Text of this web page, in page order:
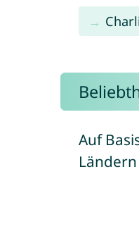
Auf